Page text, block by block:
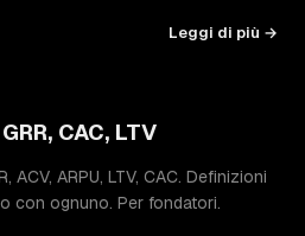
Leggi di più →
CAC, LTV
ACV, ARPU, LTV, CAC. Definizioni
con ognuno. Per fondatori.